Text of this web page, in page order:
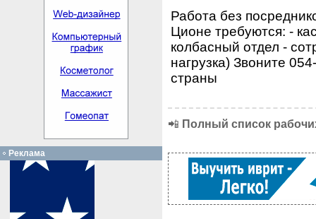
Работа без
Ционе требуются: -
колбасный отдел -
нагрузка) Звоните
страны
📲 Полный список
Реклама